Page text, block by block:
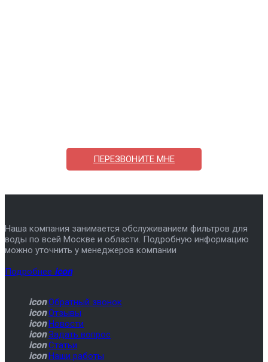
ПЕРЕЗВОНИТЕ МНЕ
Наша компания занимается обслуживанием фильтров для
воды по всей Москве и области. Подробную информацию
можно уточнить у менеджеров компании
Подробнее icon
icon Обратный звонок
icon Отзывы
icon Новости
icon Задать вопрос
icon Статьи
icon Наши работы